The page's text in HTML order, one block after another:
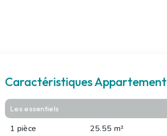
Caractéristiques Appartement
Les essentiels
1 pièce 25.55 m²